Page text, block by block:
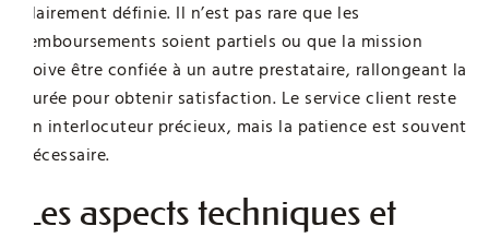
clairement définie. Il n’est pas rare que les
remboursements soient partiels ou que la mission
doive être confiée à un autre prestataire, rallongeant la
durée pour obtenir satisfaction. Le service client reste
un interlocuteur précieux, mais la patience est souvent
nécessaire.
Les aspects techniques et